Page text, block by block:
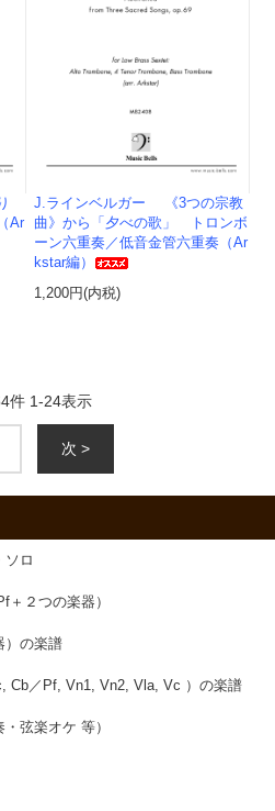
Ar
J.ラインベルガー 《3つの宗教
曲》から「夕べの歌」 トロンボ
ーン六重奏／低音金管六重奏（Ar
kstar編）
1,200円(内税)
件 1-24表示
次 >
ソロ
＋２つの楽器）
）の楽譜
Cb／Pf, Vn1, Vn2, Vla, Vc ）の楽譜
弦楽オケ 等）